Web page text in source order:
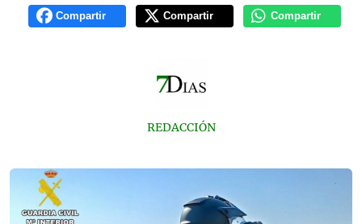
Compartir Compartir Compartir
REDACCIÓN